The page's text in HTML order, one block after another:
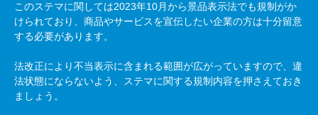
このステマに関しては2023年10月から景品表示法でも規制がか
けられており、商品やサービスを宣伝したい企業の方は十分留意
する必要があります。
法改正により不当表示に含まれる範囲が広がっていますので、違
法状態にならないよう、ステマに関する規制内容を押さえておき
ましょう。